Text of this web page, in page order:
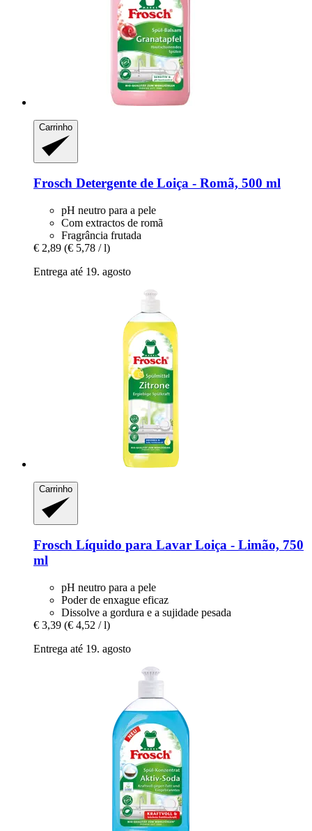
Carrinho
Frosch Detergente de Loiça -​ Romã, 500 ml
pH neutro para a pele
Com extractos de romã
Fragrância frutada
€ 2,89 (€ 5,78 / l)
Entrega até 19. agosto
Carrinho
Frosch Líquido para Lavar Loiça -​ Limão, 750
ml
pH neutro para a pele
Poder de enxague eficaz
Dissolve a gordura e a sujidade pesada
€ 3,39 (€ 4,52 / l)
Entrega até 19. agosto